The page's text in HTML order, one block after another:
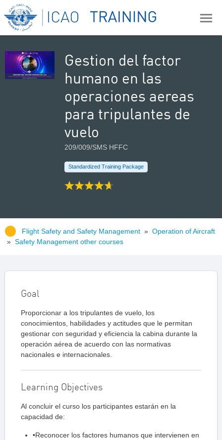
Gestion del factor
humano en las
operaciones aereas
para tripulantes de
vuelo
209/009/SMS HFFC
Standardized Training Package
Flight Safety and Safety Management » Operation of Aircraft
» Safety Management other courses
Goal
Proporcionar a los tripulantes de vuelo, los
conocimientos, habilidades y actitudes que le permitan
gestionar con seguridad y eficiencia la cabina durante la
operación aérea de acuerdo con las normativas
nacionales e internacionales.
Learning Objectives
Al concluir el curso los participantes estarán en la
capacidad de:
•Reconocer los factores humanos que intervienen en